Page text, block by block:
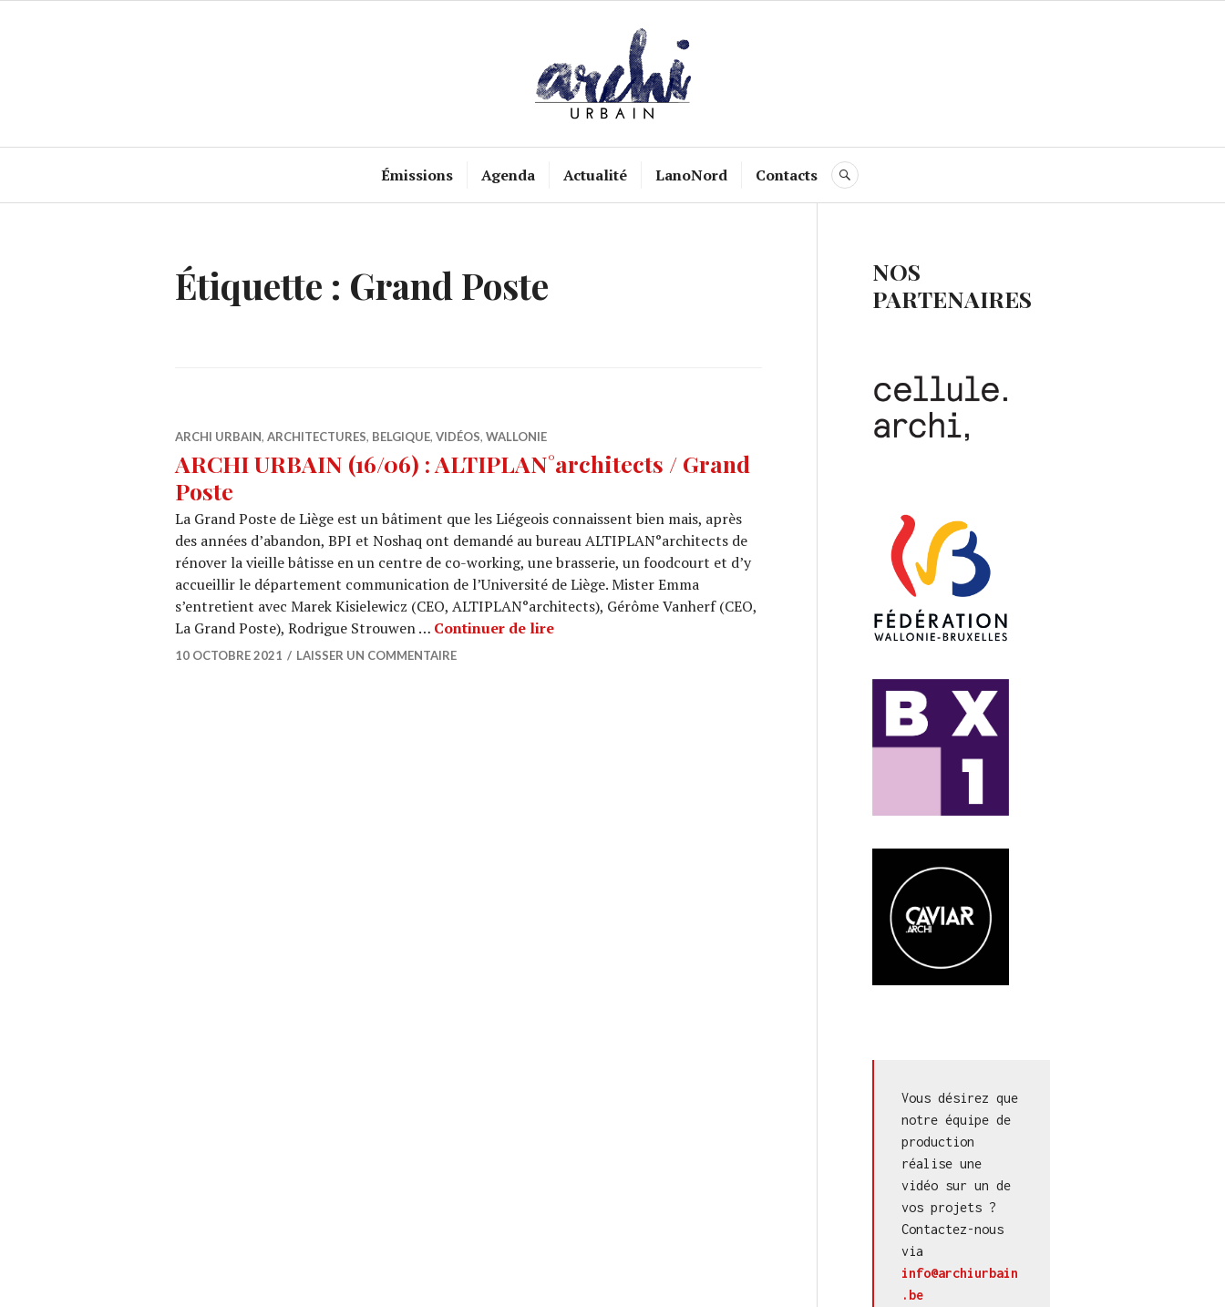
Émissions Agenda Actualité LanoNord Contacts RECHERCHE
Étiquette : Grand Poste
ARCHI URBAIN, ARCHITECTURES, BELGIQUE, VIDÉOS, WALLONIE
ARCHI URBAIN (16/06) : ALTIPLAN°architects / Grand
Poste
La Grand Poste de Liège est un bâtiment que les Liégeois connaissent bien mais, après
des années d’abandon, BPI et Noshaq ont demandé au bureau ALTIPLAN°architects de
rénover la vieille bâtisse en un centre de co-working, une brasserie, un foodcourt et d’y
accueillir le département communication de l’Université de Liège. Mister Emma
s’entretient avec Marek Kisielewicz (CEO, ALTIPLAN°architects), Gérôme Vanherf (CEO,
La Grand Poste), Rodrigue Strouwen … Continuer de lireARCHI URBAIN (16/06) : ALTIPLAN°architects / Grand Poste
10 OCTOBRE 2021 LAISSER UN COMMENTAIRE
NOS
PARTENAIRES
Vous désirez que
notre équipe de
production
réalise une
vidéo sur un de
vos projets ?
Contactez-nous
info@archiurbain
.be